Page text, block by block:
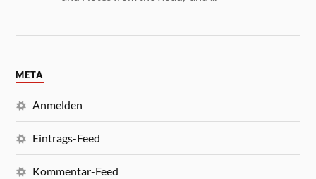
META
Anmelden
Eintrags-Feed
Kommentar-Feed